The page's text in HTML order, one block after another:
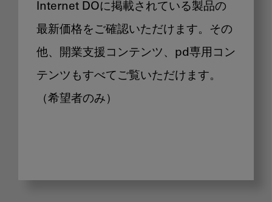
Internet DOに掲載されている製品の
最新価格をご確認いただけます。その
他、開業支援コンテンツ、pd専用コン
テンツもすべてご覧いただけます。
（希望者のみ）